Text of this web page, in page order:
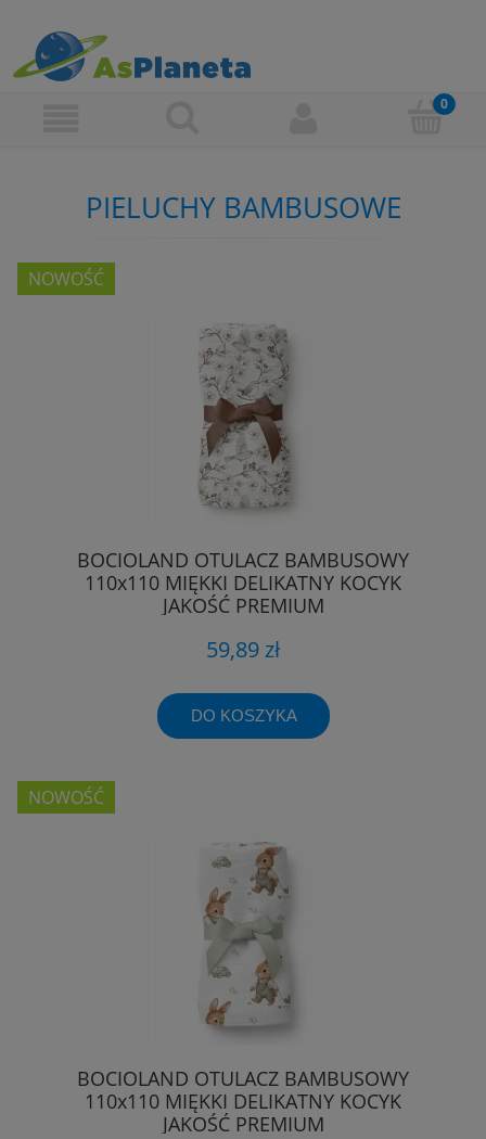
PIELUCHY BAMBUSOWE
BOCIOLAND OTULACZ BAMBUSOWY
110x110 MIĘKKI DELIKATNY KOCYK
JAKOŚĆ PREMIUM
59,89 zł
DO KOSZYKA
NOWOŚĆ
BOCIOLAND OTULACZ BAMBUSOWY
110x110 MIĘKKI DELIKATNY KOCYK
JAKOŚĆ PREMIUM
NOWOŚĆ